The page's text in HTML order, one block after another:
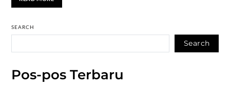
SEARCH
Search
Pos-pos Terbaru